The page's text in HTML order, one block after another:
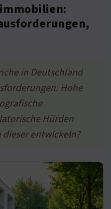
in Deutschland
Hohe
Hürden
dieser entwickeln?